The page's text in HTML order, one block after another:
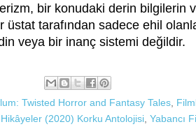
bir konudaki derin bilgilerin
tarafından sadece ehil
veya bir inanç sistemi değildir.
Twisted Horror and Fantasy Tales,
(2020) Korku Antolojisi, Yabancı